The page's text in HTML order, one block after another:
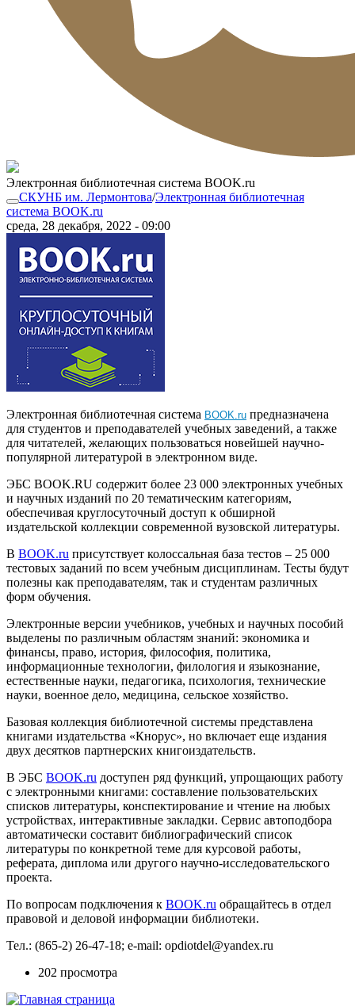
Электронная библиотечная система BOOK.ru
СКУНБ им. Лермонтова/Электронная библиотечная
система BOOK.ru
среда, 28 декабря, 2022 - 09:00
Электронная библиотечная система BOOK.ru предназначена
для студентов и преподавателей учебных заведений, а также
для читателей, желающих пользоваться новейшей научно-
популярной литературой в электронном виде.
ЭБС BOOK.RU содержит более 23 000 электронных учебных
и научных изданий по 20 тематическим категориям,
обеспечивая круглосуточный доступ к обширной
издательской коллекции современной вузовской литературы.
В BOOK.ru присутствует колоссальная база тестов – 25 000
тестовых заданий по всем учебным дисциплинам. Тесты будут
полезны как преподавателям, так и студентам различных
форм обучения.
Электронные версии учебников, учебных и научных пособий
выделены по различным областям знаний: экономика и
финансы, право, история, философия, политика,
информационные технологии, филология и языкознание,
естественные науки, педагогика, психология, технические
науки, военное дело, медицина, сельское хозяйство.
Базовая коллекция библиотечной системы представлена
книгами издательства «Кнорус», но включает еще издания
двух десятков партнерских книгоиздательств.
В ЭБС BOOK.ru доступен ряд функций, упрощающих работу
с электронными книгами: составление пользовательских
списков литературы, конспектирование и чтение на любых
устройствах, интерактивные закладки. Сервис автоподбора
автоматически составит библиографический список
литературы по конкретной теме для курсовой работы,
реферата, диплома или другого научно-исследовательского
проекта.
По вопросам подключения к BOOK.ru обращайтесь в отдел
правовой и деловой информации библиотеки.
Тел.: (865-2) 26-47-18; e-mail: opdiotdel@yandex.ru
202 просмотра